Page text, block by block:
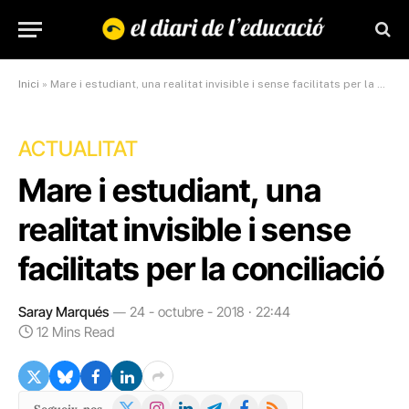
Inici » Mare i estudiant, una realitat invisible i sense facilitats per la conciliació
ACTUALITAT
Mare i estudiant, una
realitat invisible i sense
facilitats per la conciliació
Saray Marqués
24 - octubre - 2018 · 22:44
12 Mins Read
X Instagram
LinkedInTelegramFacebook
RSS